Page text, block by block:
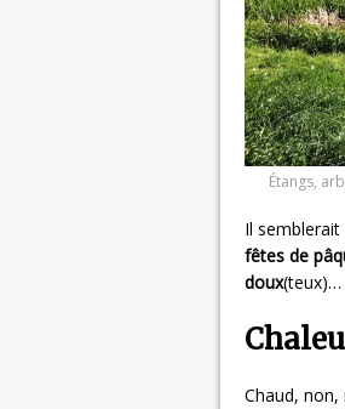
Étangs,
Il
fêtes de
doux(teux)…
Chaud,